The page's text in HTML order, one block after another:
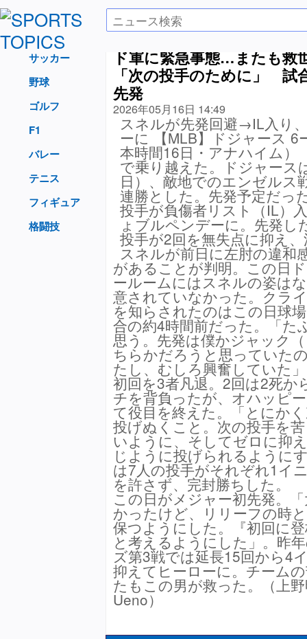
サッカー
野球
ゴルフ
F1
バレー
テニス
フィギュア
格闘技
ド軍に緊急事態…またも救
「次の投手のために」 試
先発
2026年05月16日 14:49
スネルが先発回避→IL入り
ーに 【MLB】ドジャース 6
本時間16日・アナハイム
で乗り越えた。ドジャース
日）、敵地でのエンゼルス
連勝とした。先発予定だっ
投手が負傷者リスト（IL）
ょブルペンデーに。先発し
投手が2回を無失点に抑
スネルが前日に左肘の違和
があることが判明。この日
ールームにはスネルの姿は
意されていなかった。クラ
を知らされたのはこの日球
合の約4時間前だった。「た
思う。先発は僕かジャック
ちらかだろうと思っていた
たし、むしろ興奮してい
初回を3者凡退。2回は2死か
チを背負ったが、オハッピ
て役目を終えた。「とにか
投げぬくこと。次の投手を
いように、そしてゼロに抑
じように投げられるように
は7人の投手がそれぞれ1イ
を許さず、完封勝ちした。
この日がメジャー初先発。
かったけど、リリーフの時
保つようにした。『初回に
と考えるようにした」。昨
ズ第3戦では延長15回から4
抑えてヒーローに。チーム
たもこの男が救った。（上
Ueno）